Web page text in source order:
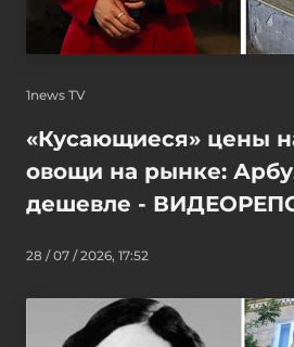
1news TV
«Кусающиеся» цены
овощи на рынке:
дешевле -
28 / 07 / 2026, 17:52